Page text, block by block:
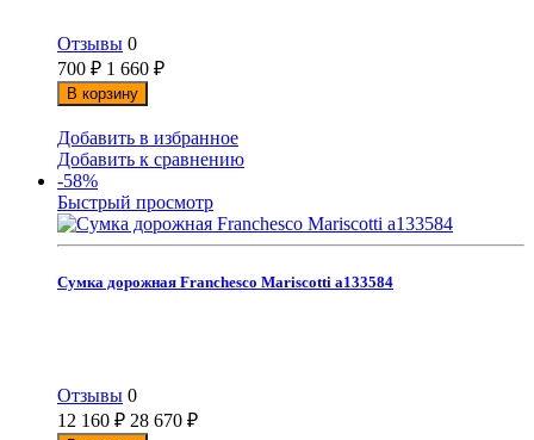
Отзывы 0
700 ₽ 1 660 ₽
В корзину
Добавить в избранное
Добавить к сравнению
-58%
Быстрый просмотр
Сумка дорожная Franchesco Mariscotti а133584
Отзывы 0
12 160 ₽ 28 670 ₽